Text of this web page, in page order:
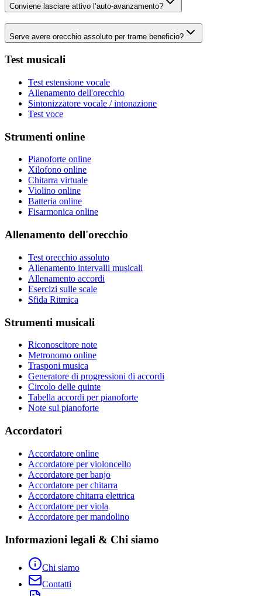
Conviene lasciare attivo l’auto-avanzamento?
Serve avere orecchio assoluto per trarne beneficio?
Test musicali
Test estensione vocale
Allenamento dell'orecchio
Sintonizzatore vocale / intonazione
Test voce
Strumenti online
Pianoforte online
Xilofono online
Chitarra virtuale
Violino online
Batteria online
Fisarmonica online
Allenamento dell'orecchio
Test orecchio assoluto
Allenamento intervalli musicali
Allenamento accordi
Esercizi sulle scale
Sfida Ritmica
Strumenti musicali
Riconoscitore note
Metronomo online
Trasponi musica
Generatore di progressioni di accordi
Circolo delle quinte
Tabella accordi per pianoforte
Note sul pianoforte
Accordatori
Accordatore online
Accordatore per violoncello
Accordatore per banjo
Accordatore per chitarra
Accordatore chitarra elettrica
Accordatore per viola
Accordatore per mandolino
Informazioni legali & Chi siamo
Chi siamo
Contatti